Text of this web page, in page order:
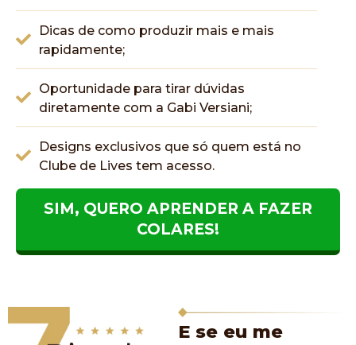
Dicas de como produzir mais e mais
rapidamente;
Oportunidade para tirar dúvidas
diretamente com a Gabi Versiani;
Designs exclusivos que só quem está no
Clube de Lives tem acesso.
SIM, QUERO APRENDER A FAZER
COLARES!
E se eu me